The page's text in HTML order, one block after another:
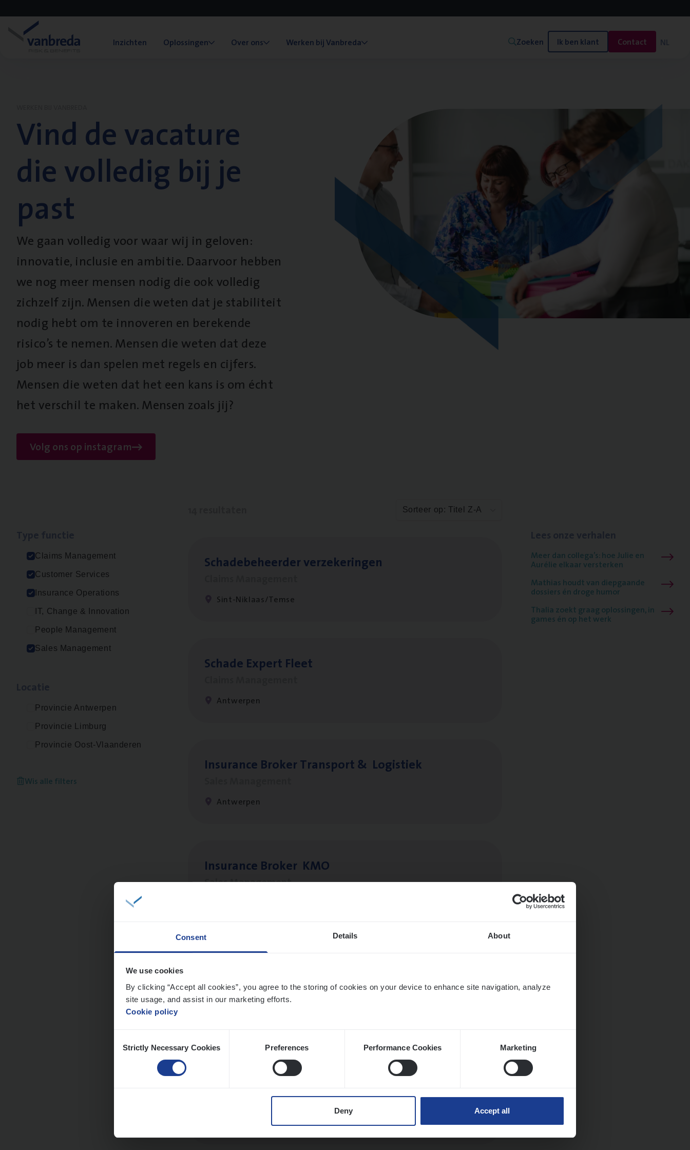
Consent Details About
We use cookies
By clicking “Accept all cookies”, you agree to the storing of cookies on your device to enhance site navigation, analyze
site usage, and assist in our marketing efforts.
Cookie policy
Selection
Strictly Necessary Cookies Preferences Performance Cookies Marketing
Deny Accept all
Inzichten Oplossingen Over ons Werken bij Vanbreda Zoeken Ik ben klant Contact NL
Vind de vacature
die volledig bij je
past
We gaan volledig voor waar wij in geloven:
innovatie, inclusie en ambitie. Daarvoor hebben
we nog meer mensen nodig die ook volledig
zichzelf zijn. Mensen die weten dat je stabiliteit
nodig hebt om te innoveren en berekende
risico’s te nemen. Mensen die weten dat deze
job meer is dan spelen met regels en cijfers.
Mensen die weten dat het een kans is om écht
het verschil te maken. Mensen zoals jij?
Volg ons op instagram
Claims Management
Customer Services
Insurance Operations
IT, Change & Innovation
People Management
Sales Management
Provincie Antwerpen
Provincie Limburg
Provincie Oost-Vlaanderen
Wis alle filters
Sorteer op: Titel Z-A
Scha­de­be­heer­der verzekeringen
Sint-Niklaas/Temse
Scha­de Expert Fleet
Antwerpen
Insu­ran­ce Bro­ker Trans­port& Logistiek
Antwerpen
Insu­ran­ce Bro­ker KMO
Sales Management
Public
Insurance Operations
Insurance Operations
Antwerpen en Hasselt
Meer dan collega’s: hoe Julie en
Aurélie elkaar versterken
Mathias houdt van diepgaande
dossiers én droge humor
Thalia zoekt graag oplossingen, in
games én op het werk